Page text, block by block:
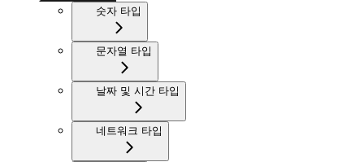
숫자 타입
문자열 타입
날짜 및 시간 타입
네트워크 타입